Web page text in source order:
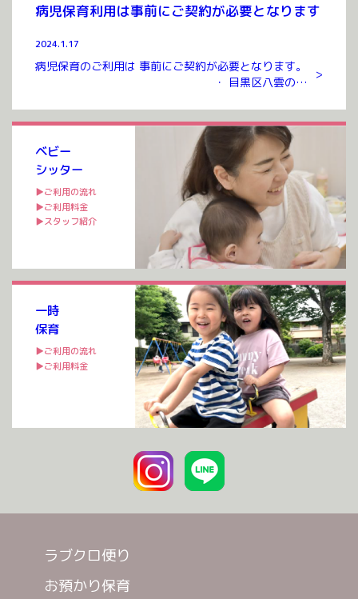
一時
保育
▶ご利用の流れ
▶ご利用料金
ベビー
シッター
▶ご利用の流れ
▶ご利用料金
▶スタッフ紹介
病児保育利用は事前にご契約が必要となります
2024.1.17
病児保育のご利用は 事前にご契約が必要となります。
・ 目黒区八雲のお
いただいたのち ご利用が可能となります。 ご契約には
入会金、年会費 […]
>
ラブクロ便り
お預かり保育